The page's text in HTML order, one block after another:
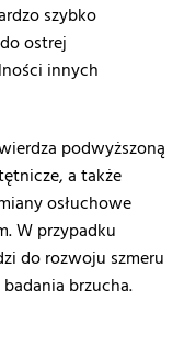
szybko
ostrej
innych
podwyższoną
a także
osłuchowe
W przypadku
do rozwoju szmeru
brzucha.